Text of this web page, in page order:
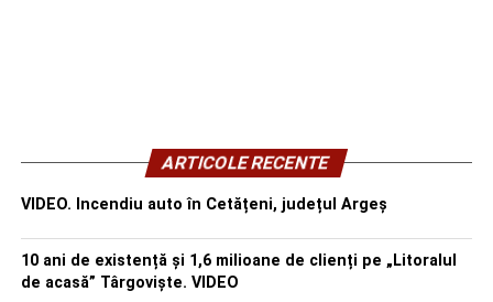
ARTICOLE RECENTE
VIDEO. Incendiu auto în Cetățeni, județul Argeș
10 ani de existență și 1,6 milioane de clienți pe „Litoralul
de acasă” Târgoviște. VIDEO